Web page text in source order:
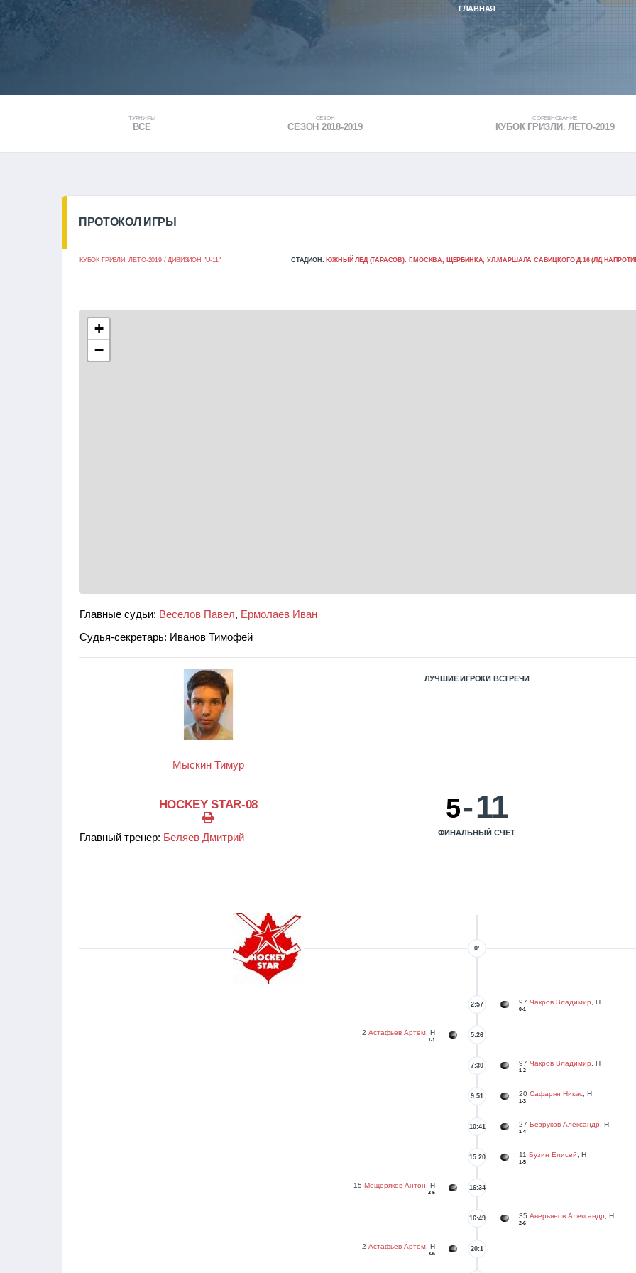
ГЛАВНАЯ
ТУРНИРЫ
ВСЕ
СЕЗОН
СЕЗОН 2018-2019
СОРЕВНОВАНИЕ
КУБОК ГРИЗЛИ. ЛЕТО-2019
ПРОТОКОЛ ИГРЫ
КУБОК ГРИЗЛИ. ЛЕТО-2019 / ДИВИЗИОН "U-11" СТАДИОН: ЮЖНЫЙ ЛЕД (ТАРАСОВ): Г.МОСКВА, ЩЕРБИНКА, УЛ.МАРШАЛА САВИЦКОГО Д.16 (ЛД
+
−
Главные судьи: Веселов Павел, Ермолаев Иван
Судья-секретарь: Иванов Тимофей
Мыскин Тимур
ЛУЧШИЕ ИГРОКИ ВСТРЕЧИ
HOCKEY STAR-08
Главный тренер: Беляев Дмитрий
5-11
ФИНАЛЬНЫЙ СЧЕТ
0’
97 Чакров Владимир , Н
0-1
2:57
2 Астафьев Артем , Н
1-1
5:26
97 Чакров Владимир , Н
1-2
7:30
20 Сафарян Никас , Н
1-3
9:51
27 Безруков Александр , Н
1-4
10:41
11 Бузин Елисей , Н
1-5
15:20
15 Мещеряков Антон , Н
2-5
16:34
35 Аверьянов Александр , Н
2-6
16:49
2 Астафьев Артем , Н
3-6
20:1